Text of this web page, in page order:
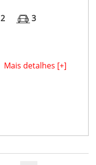
2 3
Mais detalhes [+]